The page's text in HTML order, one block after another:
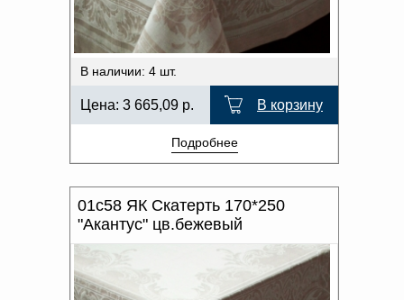
В наличии: 4 шт.
Цена: 3 665,09 р. В корзину
Подробнее
01с58 ЯК Скатерть 170*250
"Акантус" цв.бежевый